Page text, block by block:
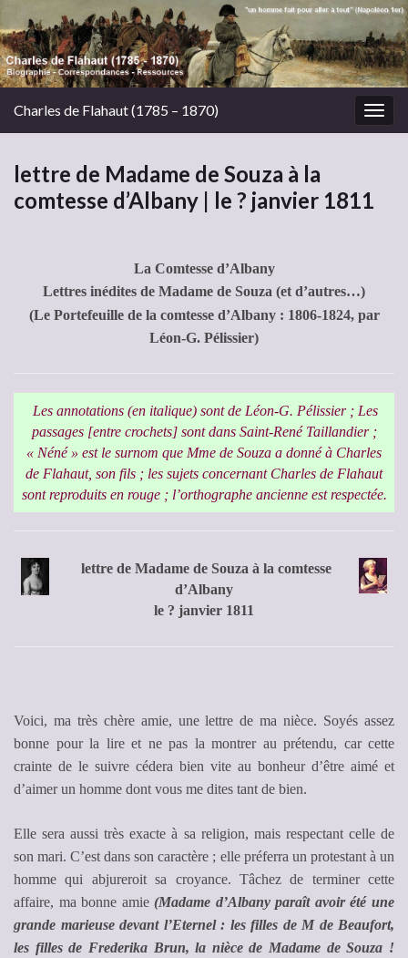
Charles de Flahaut (1785 – 1870)
lettre de Madame de Souza à la
comtesse d’Albany | le ? janvier 1811
La Comtesse d’Albany
Lettres inédites de Madame de Souza (et d’autres…)
(Le Portefeuille de la comtesse d’Albany : 1806-1824, par
Léon-G. Pélissier)
Les annotations (en italique) sont de Léon-G. Pélissier ; Les
passages [entre crochets] sont dans Saint-René Taillandier ;
« Néné » est le surnom que Mme de Souza a donné à Charles
de Flahaut, son fils ; les sujets concernant Charles de Flahaut
sont reproduits en rouge ; l’orthographe ancienne est respectée.
lettre de Madame de Souza à la comtesse
d’Albany
le ? janvier 1811
Voici, ma très chère amie, une lettre de ma nièce. Soyés assez
bonne pour la lire et ne pas la montrer au prétendu, car cette
crainte de le suivre cédera bien vite au bonheur d’être aimé et
d’aimer un homme dont vous me dites tant de bien.
Elle sera aussi très exacte à sa religion, mais respectant celle de
son mari. C’est dans son caractère ; elle préferra un protestant à un
homme qui abjureroit sa croyance. Tâchez de terminer cette
affaire, ma bonne amie(Madame d’Albany paraît avoir été une
grande marieuse devant l’Eternel : les filles de M de Beaufort,
les filles de Frederika Brun, la nièce de Madame de Souza !